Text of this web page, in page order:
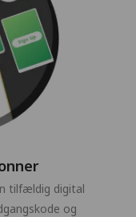
tilfældig digital
og